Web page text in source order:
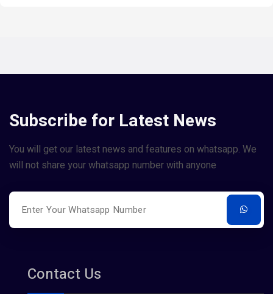
Subscribe for Latest News
You will get our latest news and features on whatsapp. We
will not share your whatsapp number with anyone
Contact Us